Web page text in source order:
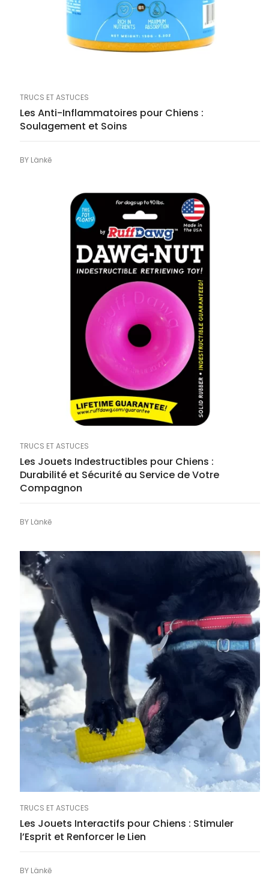
TRUCS ET ASTUCES
Les Anti-Inflammatoires pour Chiens :
Soulagement et Soins
BY Länkē
TRUCS ET ASTUCES
Les Jouets Indestructibles pour Chiens :
Durabilité et Sécurité au Service de Votre
Compagnon
BY Länkē
TRUCS ET ASTUCES
Les Jouets Interactifs pour Chiens : Stimuler
l’Esprit et Renforcer le Lien
BY Länkē